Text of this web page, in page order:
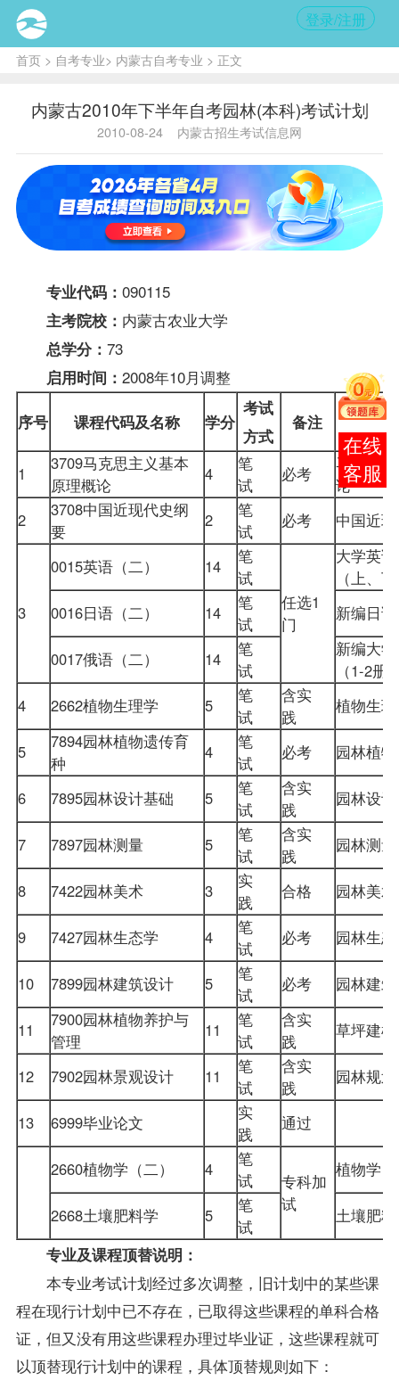
登录/注册
首页> 自考专业> 内蒙古自考专业 > 正文
内蒙古2010年下半年自考园林(本科)考试计划
2010-08-24 内蒙古招生考试信息网
专业代码： 090115
主考院校： 内蒙古农业大学
总学分： 73
启用时间： 2008年10月调整
序号 课程代码及名称 学分
考试
方式
备注
1 3709马克思主义基本
原理概论
4
笔
试
必考
马克思
论
2
3708中国近现代史纲
要
2
笔
试
必考 中国近
3
0015英语（二） 14 笔
试
任选1
门
大学英
（上、
0016日语（二）
14 笔
试
新编日
0017俄语（二） 14 笔
试
新编大
（1-2
4
2662植物生理学 5
笔
试
含实
践
植物生
5
7894园林植物遗传育
种
4
笔
试
必考 园林植
6 7895园林设计基础 5
笔
试
含实
践
园林设
7 7897园林测量 5
笔
试
含实
践
园林测
8 7422园林美术 3
实
践
合格 园林美
9 7427园林生态学 4
笔
试
必考 园林生
10 7899园林建筑设计 5
笔
试
必考 园林建
11 7900园林植物养护与
管理
11 笔
试
含实
践
草坪建
12 7902园林景观设计 11 笔
试
含实
践
园林规
13 6999毕业论文
实
践
通过
2660植物学（二） 4
笔
试
专科加
试
植物学
2668土壤肥料学 5
笔
试
土壤肥
专业及课程顶替说明：
本专业考试计划经过多次调整，旧计划中的某些课
程在现行计划中已不存在，已取得这些课程的单科合格
证，但又没有用这些课程办理过毕业证，这些课程就可
以顶替现行计划中的课程，具体顶替规则如下：
在线
客服